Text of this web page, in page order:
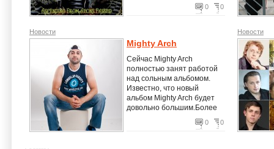
Треклист: 1. Infected 2. 2nd
Skin 3. Fenfire 4. Through
the Gate of Hypnos 5.
Phoboscope 6. Death
Metal Apocalypse 7.
Nonconformist 8. Spineless
Breed
******************************
Полное время альбома:
0 0
Новости
Mighty Arch
Сейчас Mighty Arch
полностью занят работой
над сольным альбомом.
Известно, что новый
альбом Mighty Arch будет
довольно большим.Более
15 песен для альбома
записывается в студии.
0 0
Новости